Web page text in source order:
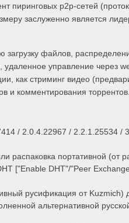
пиринговых p2p-сетей
заслуженно является
загрузку файлов,
удаленное управление через
как стриминг видео
и комментирования торрентов.
/ 2.0.4.22967 / 2.2.1.25534 /
распаковка портативной (от
["Enable DHT"/"Peer
русификация от Kuzmich)
альтернативной